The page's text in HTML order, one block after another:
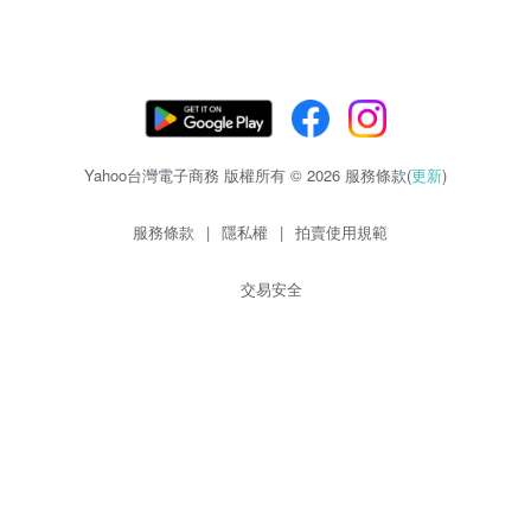
Yahoo台灣電子商務 版權所有 © 2026 服務條款(更新)
服務條款 | 隱私權 | 拍賣使用規範
交易安全